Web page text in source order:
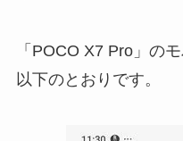
「POCO X7 Pro」の
以下のとおりです。